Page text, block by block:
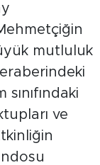
mutluluk
ve